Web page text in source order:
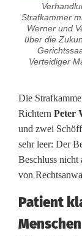
w
m
L
ö
w
e
n
Strafkammer
Werner und
über die
Verteidiger
Die
Richtern Peter
und zwei
sehr leer: Der
Beschluss nicht
von
Patient